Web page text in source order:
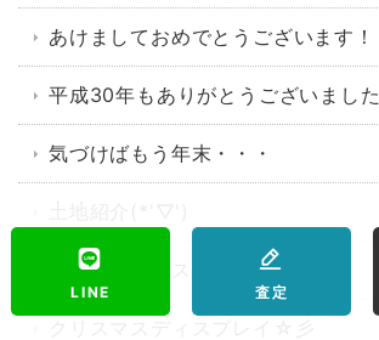
あけましておめでとうございます！
平成30年もありがとうございました
気づけばもう年末・・・
オープンハウス開催＼(^o^)／
LINE 査定